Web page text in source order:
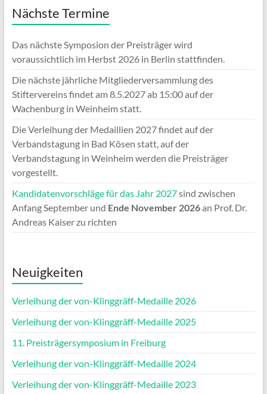
Nächste Termine
Das nächste Symposion der Preisträger wird
voraussichtlich im Herbst 2026 in Berlin stattfinden.
Die nächste jährliche Mitgliederversammlung des
Stiftervereins findet am 8.5.2027 ab 15:00 auf der
Wachenburg in Weinheim statt.
Die Verleihung der Medaillien 2027 findet auf der
Verbandstagung in Bad Kösen statt, auf der
Verbandstagung in Weinheim werden die Preisträger
vorgestellt.
Kandidatenvorschläge für das Jahr 2027sind zwischen
Anfang September und Ende November 2026an Prof. Dr.
Andreas Kaiser zu richten
Neuigkeiten
Verleihung der von-Klinggräff-Medaille 2026
Verleihung der von-Klinggräff-Medaille 2025
11. Preisträgersymposium in Freiburg
Verleihung der von-Klinggräff-Medaille 2024
Verleihung der von-Klinggräff-Medaille 2023